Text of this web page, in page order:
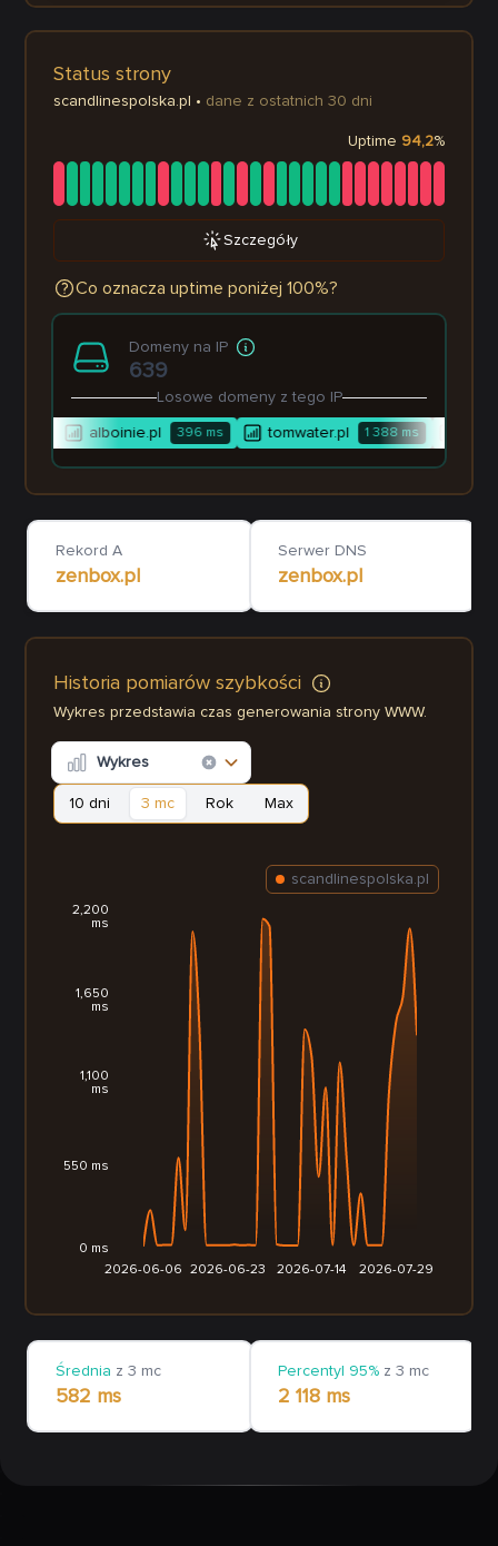
Status strony
scandlinespolska.pl • dane z ostatnich 30 dni
Uptime 94,2%
Szczegóły
Co oznacza uptime poniżej 100%?
Domeny na IP
639
Losowe domeny z tego IP
alboinie.pl 396ms tomwater.pl 1 388ms
Rekord A
zenbox.pl
Serwer DNS
zenbox.pl
Historia pomiarów szybkości
Wykres przedstawia czas generowania strony WWW.
Wykres
10 dni 3 mc Rok Max
2026-06-06 2026-06-23 2026-07-14 2026-07-29
0 ms
550 ms
1,100
ms
1,650
ms
2,200
ms
scandlinespolska.pl
Średnia z 3 mc
582 ms
Percentyl 95% z 3 mc
2 118 ms